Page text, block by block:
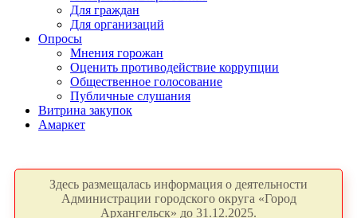
Для граждан
Для организаций
Опросы
Мнения горожан
Оценить противодействие коррупции
Общественное голосование
Публичные слушания
Витрина закупок
Амаркет
Здесь размещалась информация о деятельности
Администрации городского округа «Город
Архангельск» до 31.12.2025.